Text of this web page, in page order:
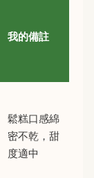
我的備註
鬆糕口感綿
密不乾，甜
度適中